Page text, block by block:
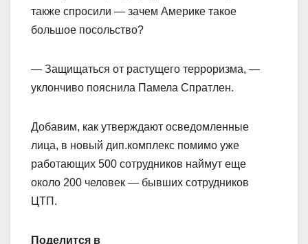
также спросили — зачем Америке такое
большое посольство?
— Защищаться от растущего терроризма, —
уклончиво пояснила Памела Спратлен.
Добавим, как утверждают осведомленные
лица, в новый дип.комплекс помимо уже
работающих 500 сотрудников наймут еще
около 200 человек — бывших сотрудников
ЦТП.
Поделится в